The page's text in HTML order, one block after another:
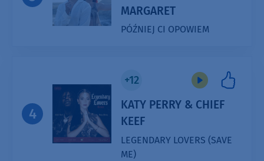
MARGARET
PÓŹNIEJ CI OPOWIEM
4
+12
KATY PERRY & CHIEF
KEEF
LEGENDARY LOVERS (SAVE
ME)